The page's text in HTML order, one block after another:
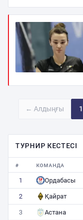
← Алдыңғы 1
ТУРНИР КЕСТЕСІ
# КОМАНДА
1 Ордабасы
2 Қайрат
3 Астана